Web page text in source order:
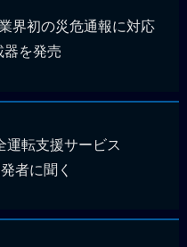
界初の災危通報に対応
器を発売
運転支援サービス
者に聞く